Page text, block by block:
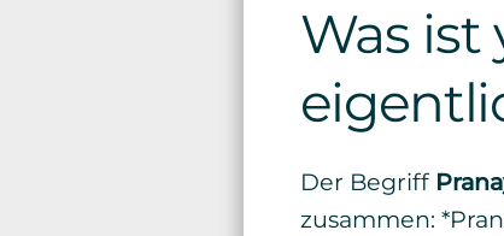
Was ist
Der Begriff
zusammen: